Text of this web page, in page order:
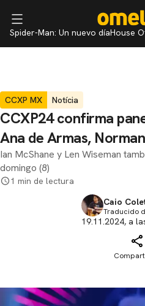
Spider-Man: Un nuevo díaHouse
CCXP MX Notícia
CCXP24 confirma
Ana de Armas,
Ian McShane y Len Wiseman
domingo (8)
1 min de lectura
Caio
Traducido
19.11.2024, a